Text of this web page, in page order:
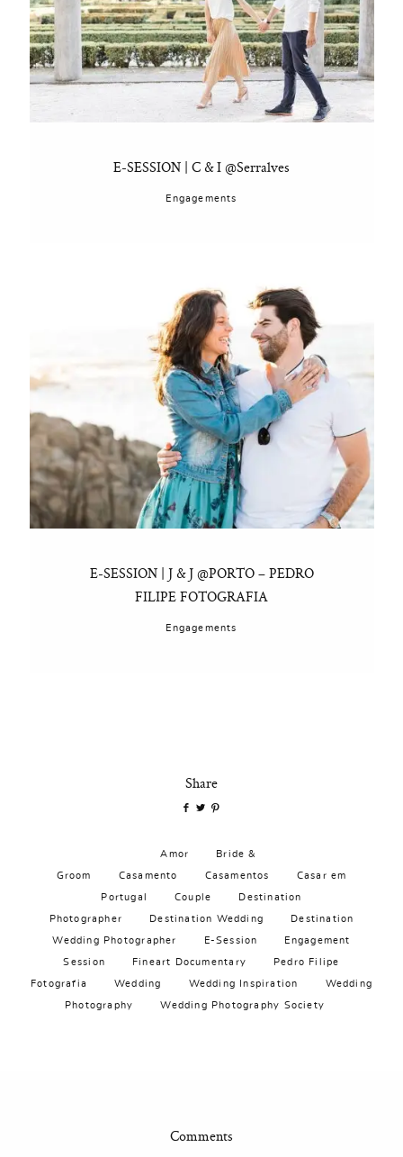
E-SESSION | C & I @Serralves
Engagements
E-SESSION | J & J @PORTO – PEDRO
FILIPE FOTOGRAFIA
Engagements
Share
Amor Bride &
Groom Casamento Casamentos Casar em
Portugal Couple Destination
Photographer Destination Wedding Destination
Wedding Photographer E-Session Engagement
Session Fineart Documentary Pedro Filipe
Fotografia Wedding Wedding Inspiration Wedding
Photography Wedding Photography Society
Comments